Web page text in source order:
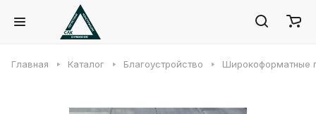
Главная Каталог Благоустройство Широкоформатные